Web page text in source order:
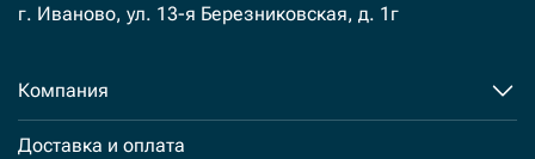
г. Иваново, ул. 13-я Березниковская, д. 1г
Компания
Доставка и оплата